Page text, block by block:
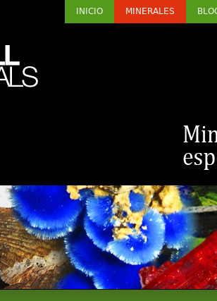
INICIO MINERALES